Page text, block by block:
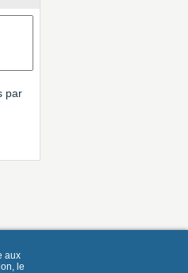
par
aux
le